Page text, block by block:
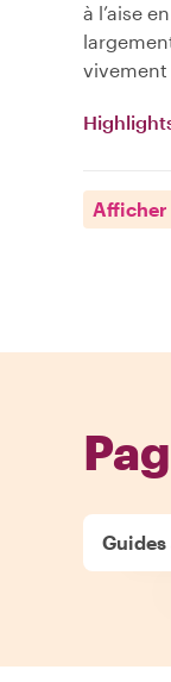
à l’aise
Afficher
Guides